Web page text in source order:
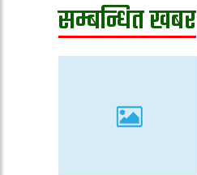
सम्बन्धित खबर